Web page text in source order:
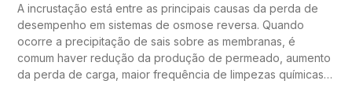
A incrustação está entre as principais causas da perda de
desempenho em sistemas de osmose reversa. Quando
ocorre a precipitação de sais sobre as membranas, é
comum haver redução da produção de permeado, aumento
da perda de carga, maior frequência de limpezas químicas e